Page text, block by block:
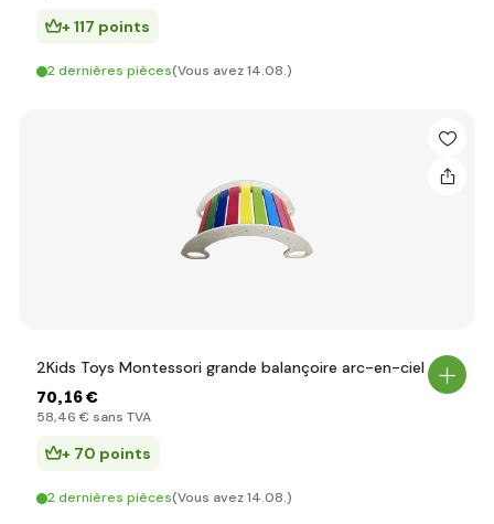
+ 117 points
2 dernières pièces(Vous avez 14.08.)
2Kids Toys Montessori grande balançoire arc-en-ciel
70,16 €
58,46 € sans TVA
+ 70 points
2 dernières pièces(Vous avez 14.08.)